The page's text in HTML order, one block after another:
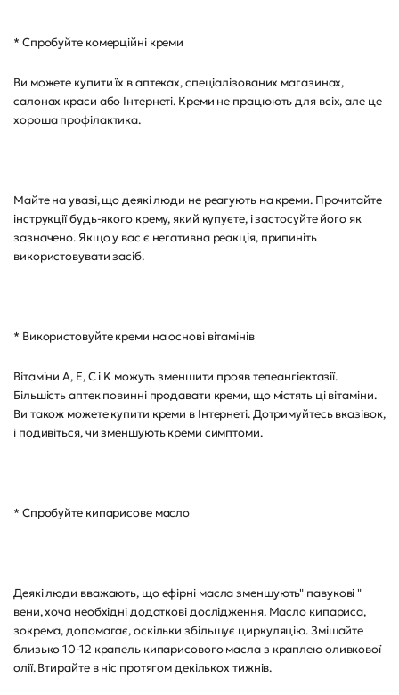
* Спробуйте комерційні креми
Ви можете купити їх в аптеках, спеціалізованих магазинах,
салонах краси або Інтернеті. Креми не працюють для всіх, але це
хороша профілактика.
Майте на увазі, що деякі люди не реагують на креми. Прочитайте
інструкції будь-якого крему, який купуєте, і застосуйте його як
зазначено. Якщо у вас є негативна реакція, припиніть
використовувати засіб.
* Використовуйте креми на основі вітамінів
Вітаміни A, E, C і K можуть зменшити прояв телеангіектазії.
Більшість аптек повинні продавати креми, що містять ці вітаміни.
Ви також можете купити креми в Інтернеті. Дотримуйтесь вказівок,
і подивіться, чи зменшують креми симптоми.
* Спробуйте кипарисове масло
Деякі люди вважають, що ефірні масла зменшують" павукові "
вени, хоча необхідні додаткові дослідження. Масло кипариса,
зокрема, допомагає, оскільки збільшує циркуляцію. Змішайте
близько 10-12 крапель кипарисового масла з краплею оливкової
олії. Втирайте в ніс протягом декількох тижнів.